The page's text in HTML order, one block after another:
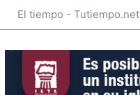
El tiempo - Tutiempo.net